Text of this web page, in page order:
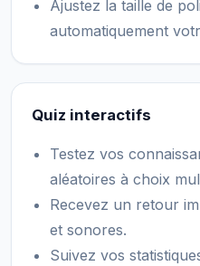
Ajustez la taille de
automatiquement
Quiz interactifs
Testez vos
aléatoires à choix
Recevez un retour
et sonores.
Suivez vos